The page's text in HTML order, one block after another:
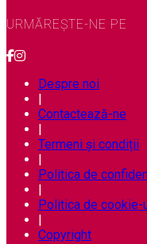
URMĂREȘTE-NE PE
Despre noi
|
Contactează-ne
|
Termeni și condiții
|
Politica de
|
Politica de cookie-
|
Copyright